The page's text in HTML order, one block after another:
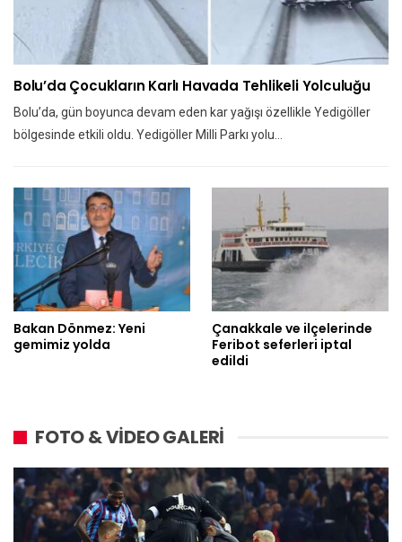
Bolu’da Çocukların Karlı Havada Tehlikeli Yolculuğu
Bolu’da, gün boyunca devam eden kar yağışı özellikle Yedigöller
bölgesinde etkili oldu. Yedigöller Milli Parkı yolu…
Bakan Dönmez: Yeni
gemimiz yolda
Çanakkale ve ilçelerinde
Feribot seferleri iptal
edildi
FOTO & VİDEO GALERİ